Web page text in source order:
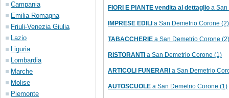
Campania
Emilia-Romagna
Friuli-Venezia Giulia
Lazio
Liguria
Lombardia
Marche
Molise
Piemonte
FIORI E PIANTE vendita al dettaglio a San
IMPRESE EDILI a San Demetrio Corone (2)
TABACCHERIE a San Demetrio Corone (2)
RISTORANTI a San Demetrio Corone (1)
ARTICOLI FUNERARI a San Demetrio
AUTOSCUOLE a San Demetrio Corone (1)